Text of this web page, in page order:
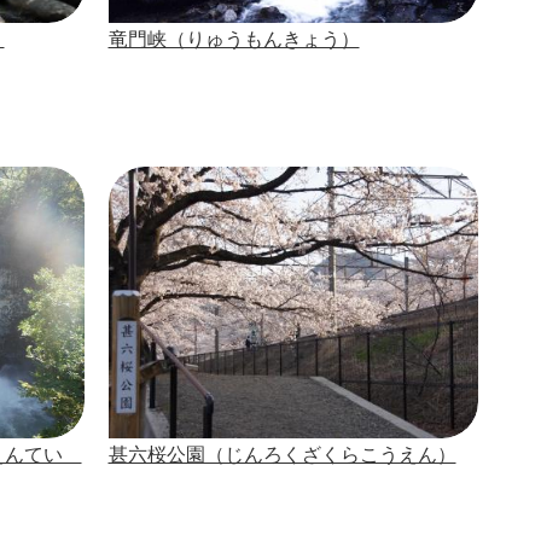
竜門峡（りゅうもんきょう）
んてい 甚六桜公園（じんろくざくらこうえん）